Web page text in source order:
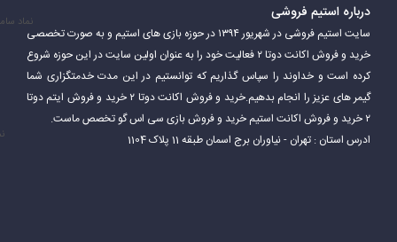
درباره استیم فروشی
سایت استیم فروشی در شهریور ۱۳۹۴ در حوزه بازی های استیم و به صورت تخصصی
خرید و فروش اکانت دوتا ۲ فعالیت خود را به عنوان اولین سایت در این حوزه شروع
کرده است و خداوند را سپاس گذاریم که توانستیم در این مدت خدمتگزاری شما
گیمر های عزیز را انجام بدهیم.خرید و فروش اکانت دوتا ۲ خرید و فروش ایتم دوتا
۲ خرید و فروش اکانت استیم خرید و فروش بازی سی اس گو تخصص ماست.
ادرس استان : تهران - نیاوران برج اسمان طبقه 11 پلاک 1104
نماد